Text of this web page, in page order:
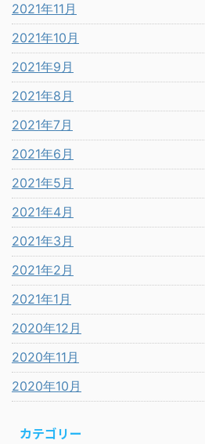
2021年11月
2021年10月
2021年9月
2021年8月
2021年7月
2021年6月
2021年5月
2021年4月
2021年3月
2021年2月
2021年1月
2020年12月
2020年11月
2020年10月
カテゴリー